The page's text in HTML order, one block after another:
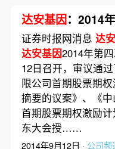
达安基因：2014
证券时报网消息 达
达安基因2014年第
12日召开，审议通
限公司首期股票期
摘要的议案》、《
首期股票期权激励
东大会授……
2014年9月12日 · 公司频